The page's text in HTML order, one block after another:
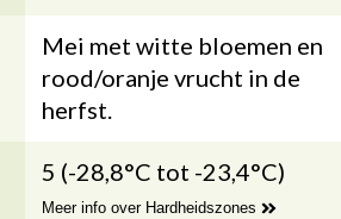
Mei met witte bloemen en
rood/oranje vrucht in de
herfst.
5 (-28,8°C tot -23,4°C)
Meer info over Hardheidszones